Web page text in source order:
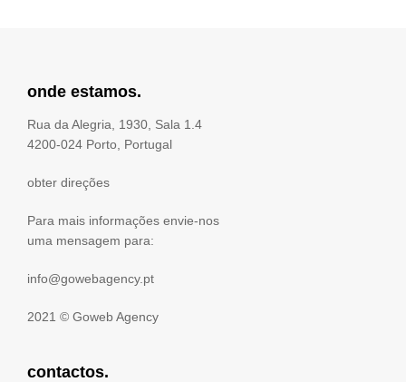
onde estamos.
Rua da Alegria, 1930, Sala 1.4
4200-024 Porto, Portugal
obter direções
Para mais informações envie-nos
uma mensagem para:
info@gowebagency.pt
2021 © Goweb Agency
contactos.